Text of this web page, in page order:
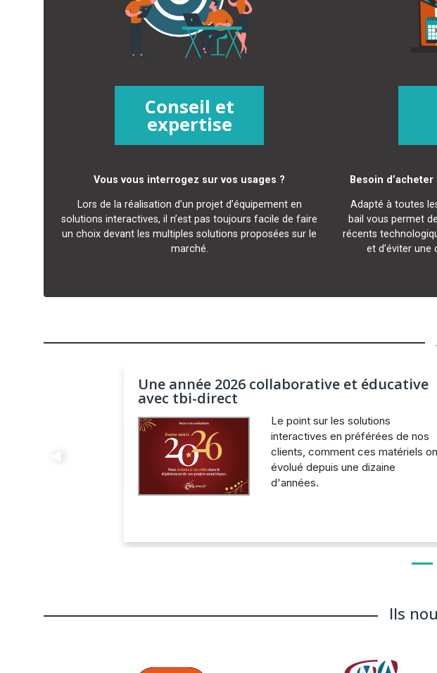
Conseil et
expertise
Vous vous interrogez sur vos usages ?
Lors de la réalisation d’un projet d’équipement en
solutions interactives, il n’est pas toujours facile de faire
un choix devant les multiples solutions proposées sur le
marché.
Besoin
Adapté à toutes
bail vous permet
récents
et d’éviter
Une année 2026 collaborative et éducative
avec tbi-direct
Le point sur les solutions
interactives en préférées de nos
clients, comment ces matériels
évolué depuis une dizaine
d'années.
Ils